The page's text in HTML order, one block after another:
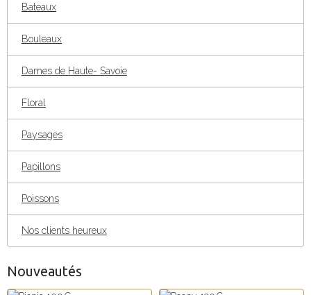
Bateaux
Bouleaux
Dames de Haute- Savoie
Floral
Paysages
Papillons
Poissons
Nos clients heureux
Nouveautés